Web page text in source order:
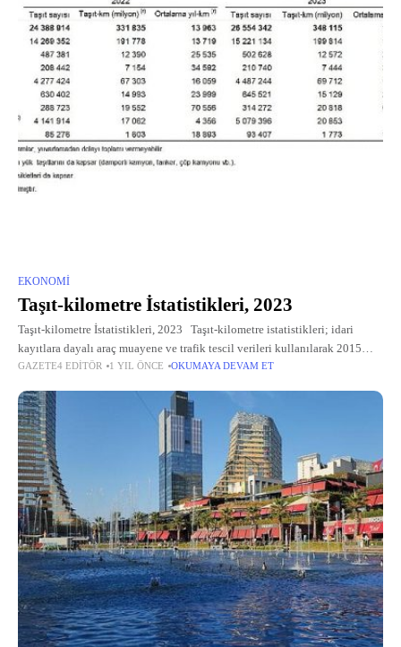
EKONOMI
Taşıt-kilometre İstatistikleri, 2023
Taşıt-kilometre İstatistikleri, 2023 Taşıt-kilometre istatistikleri; idari
kayıtlara dayalı araç muayene ve trafik tescil verileri kullanılarak 2015
referans yılından itibaren kamuoyuna sunulmaktadır.
GAZETE4 EDITÖR 1 YIL ÖNCE OKUMAYA DEVAM ET